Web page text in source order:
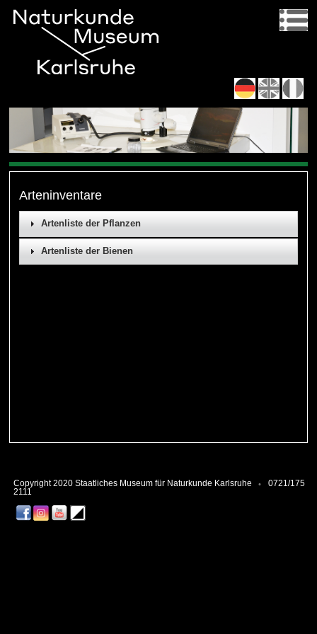
Arteninventare
Artenliste der Pflanzen
Artenliste der Bienen
Copyright 2020 Staatliches Museum für Naturkunde Karlsruhe
0721/175
2111